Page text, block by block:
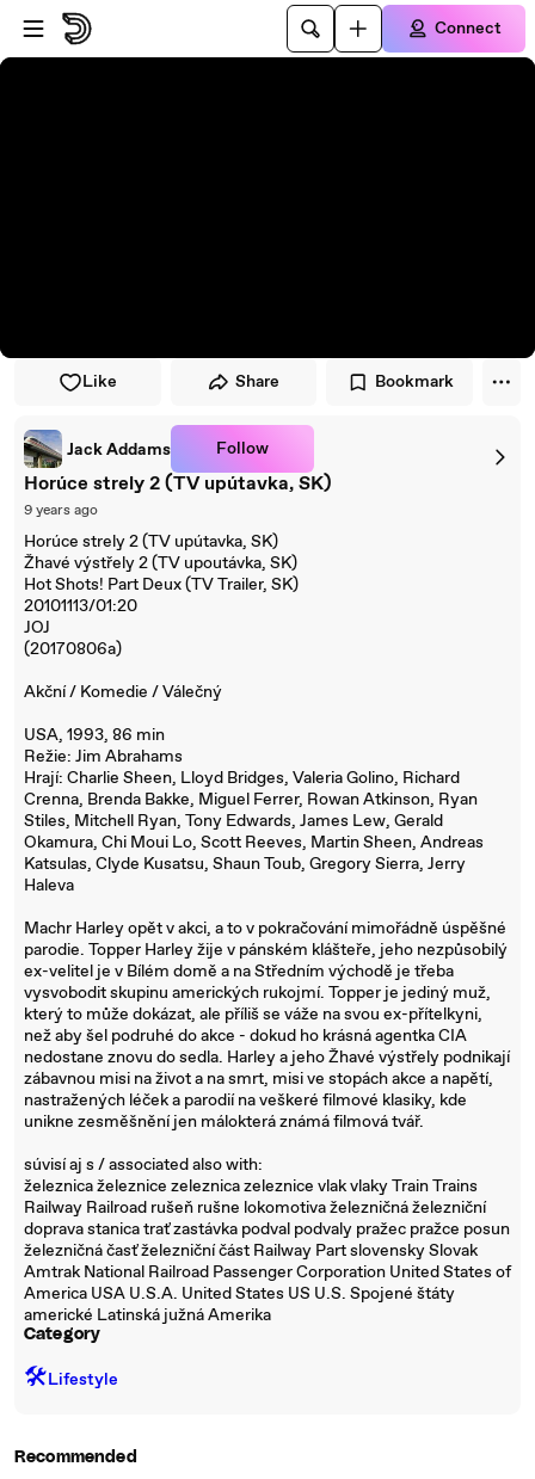
Skip to player
Skip to main content
Connect
Like Share Bookmark
Jack Addams Follow
Horúce strely 2 (TV upútavka, SK)
9 years ago
Horúce strely 2 (TV upútavka, SK)
Žhavé výstřely 2 (TV upoutávka, SK)
Hot Shots! Part Deux (TV Trailer, SK)
20101113/01:20
JOJ
(20170806a)
Akční / Komedie / Válečný
USA, 1993, 86 min
Režie: Jim Abrahams
Hrají: Charlie Sheen, Lloyd Bridges, Valeria Golino, Richard
Crenna, Brenda Bakke, Miguel Ferrer, Rowan Atkinson, Ryan
Stiles, Mitchell Ryan, Tony Edwards, James Lew, Gerald
Okamura, Chi Moui Lo, Scott Reeves, Martin Sheen, Andreas
Katsulas, Clyde Kusatsu, Shaun Toub, Gregory Sierra, Jerry
Haleva
Machr Harley opět v akci, a to v pokračování mimořádně úspěšné
parodie. Topper Harley žije v pánském klášteře, jeho nezpůsobilý
ex-velitel je v Bílém domě a na Středním východě je třeba
vysvobodit skupinu amerických rukojmí. Topper je jediný muž,
který to může dokázat, ale příliš se váže na svou ex-přítelkyni,
než aby šel podruhé do akce - dokud ho krásná agentka CIA
nedostane znovu do sedla. Harley a jeho Žhavé výstřely podnikají
zábavnou misi na život a na smrt, misi ve stopách akce a napětí,
nastražených léček a parodií na veškeré filmové klasiky, kde
unikne zesměšnění jen málokterá známá filmová tvář.
súvisí aj s / associated also with:
železnica železnice zeleznica zeleznice vlak vlaky Train Trains
Railway Railroad rušeň rušne lokomotiva železničná železniční
doprava stanica trať zastávka podval podvaly pražec pražce posun
železničná časť železniční část Railway Part slovensky Slovak
Amtrak National Railroad Passenger Corporation United States of
America USA U.S.A. United States US U.S. Spojené štáty
americké Latinská južná Amerika
Category
🛠️Lifestyle
Recommended